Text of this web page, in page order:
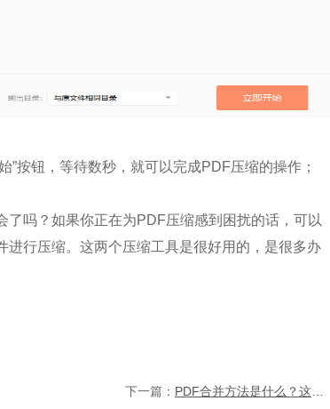
按钮，等待数秒，就可以完成PDF压缩的操作；
了吗？如果你正在为PDF压缩感到困扰的话，可以
行压缩。这两个压缩工具是很好用的，是很多办
下一篇：